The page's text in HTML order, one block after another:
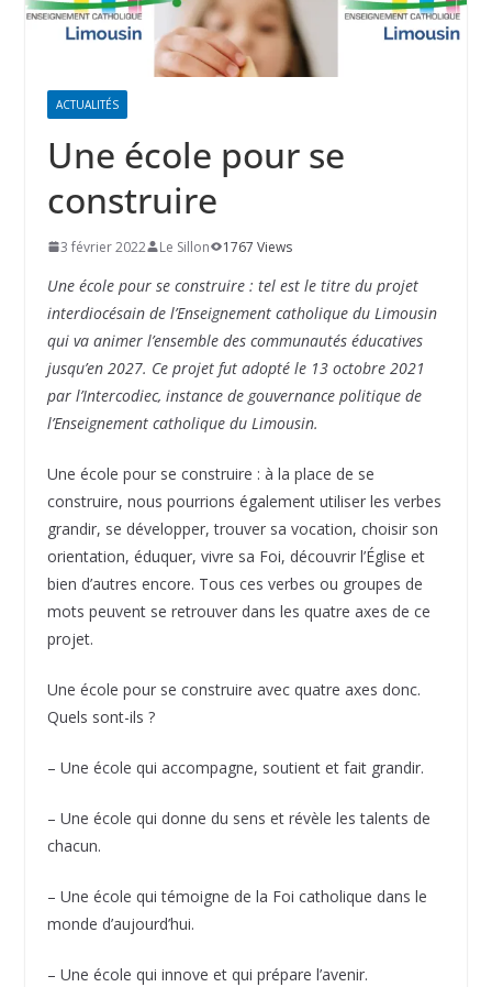
ACTUALITÉS
Une école pour se
construire
3 février 2022 Le Sillon 1767 Views
Une école pour se construire : tel est le titre du projet
interdiocésain de l’Enseignement catholique du Limousin
qui va animer l’ensemble des communautés éducatives
jusqu’en 2027. Ce projet fut adopté le 13 octobre 2021
par l’Intercodiec, instance de gouvernance politique de
l’Enseignement catholique du Limousin.
Une école pour se construire : à la place de se
construire, nous pourrions également utiliser les verbes
grandir, se développer, trouver sa vocation, choisir son
orientation, éduquer, vivre sa Foi, découvrir l’Église et
bien d’autres encore. Tous ces verbes ou groupes de
mots peuvent se retrouver dans les quatre axes de ce
projet.
Une école pour se construire avec quatre axes donc.
Quels sont-ils ?
– Une école qui accompagne, soutient et fait grandir.
– Une école qui donne du sens et révèle les talents de
chacun.
– Une école qui témoigne de la Foi catholique dans le
monde d’aujourd’hui.
– Une école qui innove et qui prépare l’avenir.